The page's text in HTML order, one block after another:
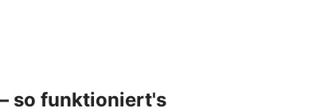
so funktioniert's